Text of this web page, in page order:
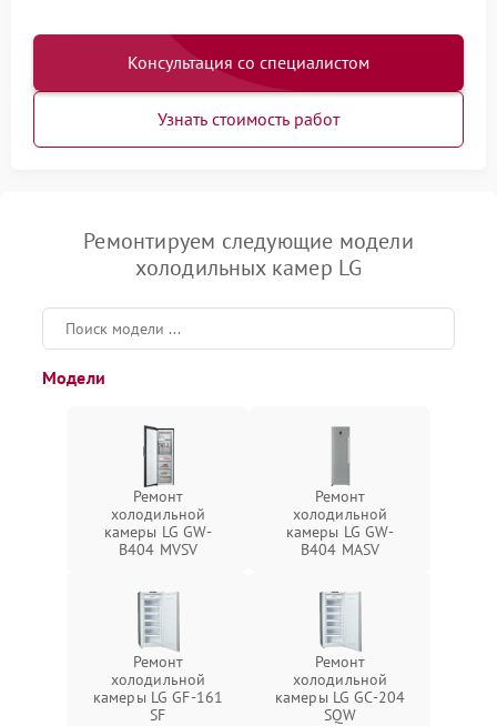
Консультация со специалистом
Узнать стоимость работ
Ремонтируем следующие модели
холодильных камер LG
Модели
Ремонт
холодильной
камеры LG GW-
B404 MVSV
Ремонт
холодильной
камеры LG GW-
B404 MASV
Ремонт
холодильной
камеры LG GF-161
SF
Ремонт
холодильной
камеры LG GC-204
SQW